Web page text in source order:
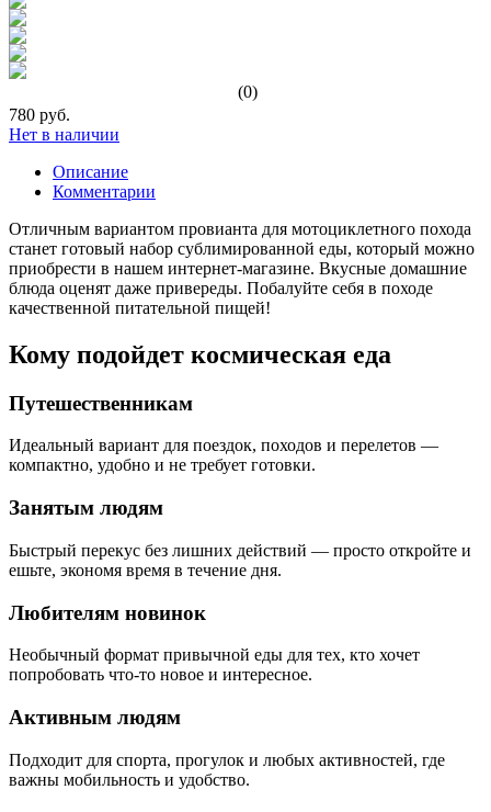
(0)
780 руб.
Нет в наличии
Описание
Комментарии
Отличным вариантом провианта для мотоциклетного похода
станет готовый набор сублимированной еды, который можно
приобрести в нашем интернет-магазине. Вкусные домашние
блюда оценят даже привереды. Побалуйте себя в походе
качественной питательной пищей!
Кому подойдет космическая еда
Путешественникам
Идеальный вариант для поездок, походов и перелетов —
компактно, удобно и не требует готовки.
Занятым людям
Быстрый перекус без лишних действий — просто откройте и
ешьте, экономя время в течение дня.
Любителям новинок
Необычный формат привычной еды для тех, кто хочет
попробовать что-то новое и интересное.
Активным людям
Подходит для спорта, прогулок и любых активностей, где
важны мобильность и удобство.